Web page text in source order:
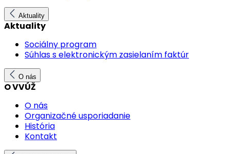
Aktuality
Aktuality
Sociálny program
Súhlas s elektronickým zasielaním faktúr
O nás
O VVÚŽ
O nás
Organizačné usporiadanie
História
Kontakt